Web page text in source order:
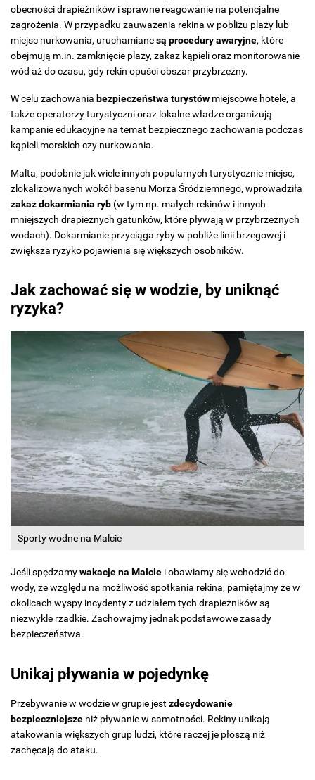
obecności drapieżników i sprawne reagowanie na potencjalne
zagrożenia. W przypadku zauważenia rekina w pobliżu plaży lub
miejsc nurkowania, uruchamianesą procedury awaryjne, które
obejmują m.in. zamknięcie plaży, zakaz kąpieli oraz monitorowanie
wód aż do czasu, gdy rekin opuści obszar przybrzeżny.
W celu zachowania bezpieczeństwa turystów miejscowe hotele, a
także operatorzy turystyczni oraz lokalne władze organizują
kampanie edukacyjne na temat bezpiecznego zachowania podczas
kąpieli morskich czy nurkowania.
Malta, podobnie jak wiele innych popularnych turystycznie miejsc,
zlokalizowanych wokół basenu Morza Śródziemnego, wprowadziła
zakaz dokarmiania ryb (w tym np. małych rekinów i innych
mniejszych drapieżnych gatunków, które pływają w przybrzeżnych
wodach). Dokarmianie przyciąga ryby w pobliże linii brzegowej i
zwiększa ryzyko pojawienia się większych osobników.
Jak zachować się w wodzie, by uniknąć
ryzyka?
Sporty wodne na Malcie
Jeśli spędzamywakacje na Malcie i obawiamy się wchodzić do
wody, ze względu na możliwość spotkania rekina, pamiętajmy że w
okolicach wyspy incydenty z udziałem tych drapieżników są
niezwykle rzadkie. Zachowajmy jednak podstawowe zasady
bezpieczeństwa.
Unikaj pływania w pojedynkę
Przebywanie w wodzie w grupie jest zdecydowanie
bezpieczniejsze niż pływanie w samotności. Rekiny unikają
atakowania większych grup ludzi, które raczej je płoszą niż
zachęcają do ataku.